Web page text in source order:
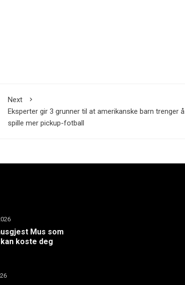
Next
Eksperter gir 3 grunner til at amerikanske barn trenger å
spille mer pickup-fotball
Mus som
koste deg